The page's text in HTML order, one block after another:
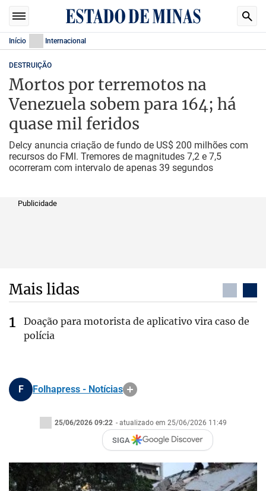
Início Internacional
DESTRUIÇÃO
Mortos por terremotos na
Venezuela sobem para 164; há
quase mil feridos
Delcy anuncia criação de fundo de US$ 200 milhões com
recursos do FMI. Tremores de magnitudes 7,2 e 7,5
ocorreram com intervalo de apenas 39 segundos
Publicidade
Mais lidas
Doação para motorista de aplicativo vira caso de
polícia
F Folhapress - Notícias
25/06/2026 09:22 - atualizado em 25/06/2026 11:49
SIGA